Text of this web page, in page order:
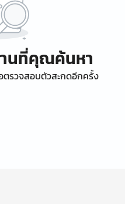
นที่คุณค้นหา
ตรวจสอบตัวสะกดอีกครั้ง